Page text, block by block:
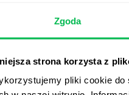
Zgoda
strona korzysta z
pliki cookie do